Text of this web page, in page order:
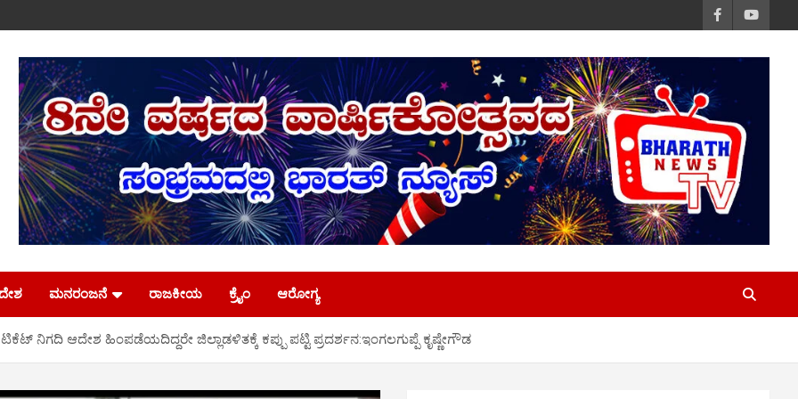
ಮನರಂಜನೆ ರಾಜಕೀಯ ಕ್ರೈಂ ಆರೋಗ್ಯ
ನಿಗದಿ ಆದೇಶ ಹಿಂಪಡೆಯದಿದ್ದರೇ ಜಿಲ್ಲಾಡಳಿತಕ್ಕೆ ಕಪ್ಪು ಪಟ್ಟಿ ಪ್ರದರ್ಶನ:ಇಂಗಲಗುಪ್ಪೆ ಕೃಷ್ಣೇಗೌಡ